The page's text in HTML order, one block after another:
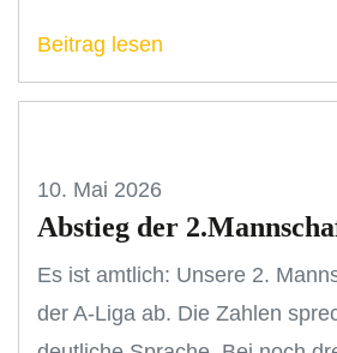
Beitrag lesen
10. Mai 2026
Abstieg der
Es ist amtlich: Unsere 2.
der A-Liga ab. Die Zahlen